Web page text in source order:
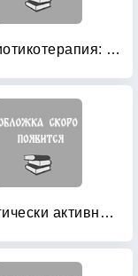
Антибиотикотерапия: Теория и практика
Биологически активные вещества растительного происхождения: Том 1